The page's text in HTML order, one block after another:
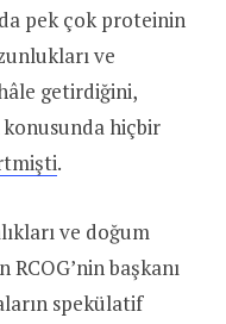
pek çok proteinin
ve
getirdiğini,
konusunda hiçbir
.
ve doğum
başkanı
spekülatif